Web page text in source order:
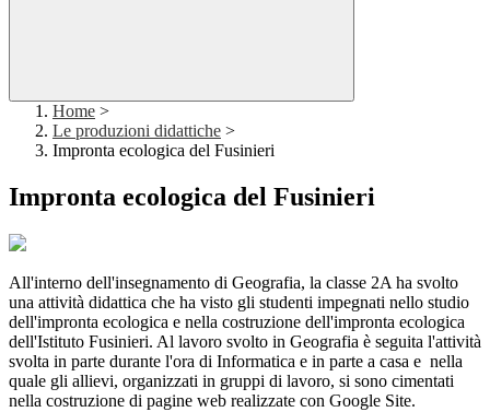
Home >
Le produzioni didattiche >
Impronta ecologica del Fusinieri
Impronta ecologica del Fusinieri
All'interno dell'insegnamento di Geografia, la classe 2A ha svolto
una attività didattica che ha visto gli studenti impegnati nello studio
dell'impronta ecologica e nella costruzione dell'impronta ecologica
dell'Istituto Fusinieri. Al lavoro svolto in Geografia è seguita l'attività
svolta in parte durante l'ora di Informatica e in parte a casa e nella
quale gli allievi, organizzati in gruppi di lavoro, si sono cimentati
nella costruzione di pagine web realizzate con Google Site.